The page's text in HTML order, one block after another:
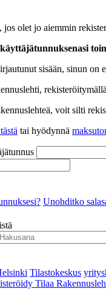
jos olet jo aiemmin
sisään, sinun on
voit silti
tai hyödynnä
Unohditko
Tilastokeskus
Tilaa